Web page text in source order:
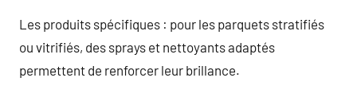
Les produits spécifiques : pour les parquets stratifiés
ou vitrifiés, des sprays et nettoyants adaptés
permettent de renforcer leur brillance.